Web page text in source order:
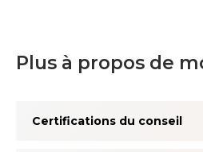
Plus à propos de
Certifications du conseil